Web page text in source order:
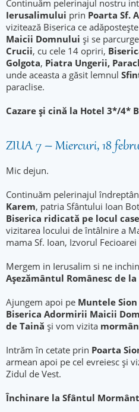
Continuăm pelerinajul nostru
Ierusalimului prin Poarta Sf.
vizitează Biserica ce adăpostește
Maicii Domnului și se parcurge
Crucii, cu cele 14 opriri,
Golgota, Piatra Ungerii,
unde aceasta a găsit lemnul
paraclise.
Cazare şi cină la Hotel 3*/4*
ZIUA 7 – Miercuri, 18
Mic dejun.
Continuăm pelerinajul
Karem, patria Sfântului Ioan
Biserica ridicată pe locul
vizitarea locului de întâlnire a
mama Sf. Ioan, Izvorul
Mergem in Ierusalim si ne
Așezământul Românesc de
Ajungem apoi pe Muntele Sion
Biserica Adormirii Maicii
de Taină şi vom vizita
Intrăm în cetate prin Poarta
armean apoi pe cel evreiesc și
Zidul de Vest.
Închinare la Sfântul